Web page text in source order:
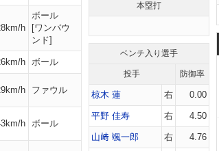
h
ボール
[ワンバウ
ンド]
h ボール
h ファウル
h ボール
本塁打
ベンチ入り選手
投手 防御率
椋木 蓮 右 0.00
平野 佳寿 右 4.50
山﨑 颯一郎 右 4.76